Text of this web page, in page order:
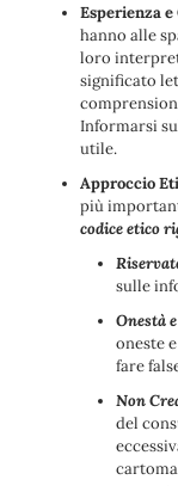
Esperienza
hanno alle
loro
significato
Informarsi
utile.
Approccio
più
codice etico
sulle
Onestà
oneste
fare
Non
del